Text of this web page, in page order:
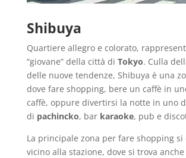
Shibuya
Quartiere allegro e colorato,
“giovane” della città di Tokyo. Culla
delle nuove tendenze, Shibuya è una
dove fare shopping, bere un caffè in
caffè, oppure divertirsi la notte in uno
di pachincko, bar karaoke, pub e
La principale zona per fare shopping si
vicino alla stazione, dove si trova